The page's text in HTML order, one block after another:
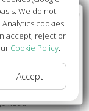
de febrero,
días y
en las
hacia
your in the
está usted en el
We do not
cookies
accept, reject or
Cookie Policy.
Accept